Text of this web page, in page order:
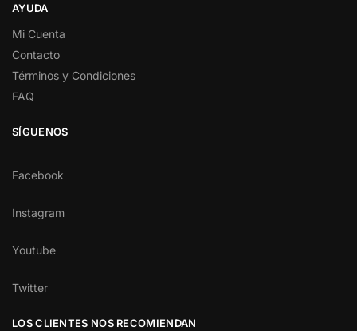
AYUDA
Mi Cuenta
Contacto
Términos y Condiciones
FAQ
SÍGUENOS
Facebook
Instagram
Youtube
Twitter
LOS CLIENTES NOS RECOMIENDAN